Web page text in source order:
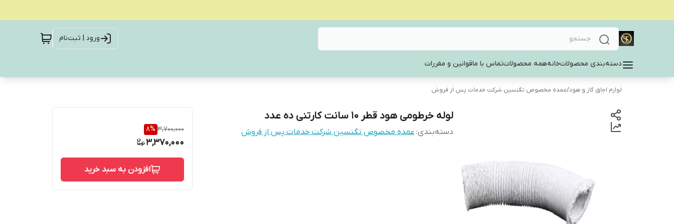
ورود | ثبت‌نام
دسته‌بندی محصولاتخانههمه محصولاتتماس با ماقوانین و مقررات
لوازم اجاق گاز و هود/عمده مخصوص تگنسین شرکت خدمات پس از فروش
لوله خرطومی هود قطر 10 سانت کارتنی ده عدد
دسته‌بندی: عمده مخصوص تگنسین شرکت خدمات پس از فروش 3,700,000
8%
3,370,000
افزودن به سبد خرید